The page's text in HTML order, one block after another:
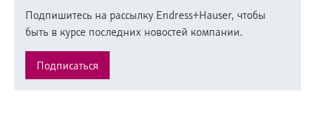
Подпишитесь на рассылку Endress+Hauser, чтобы
быть в курсе последних новостей компании.
Подписаться